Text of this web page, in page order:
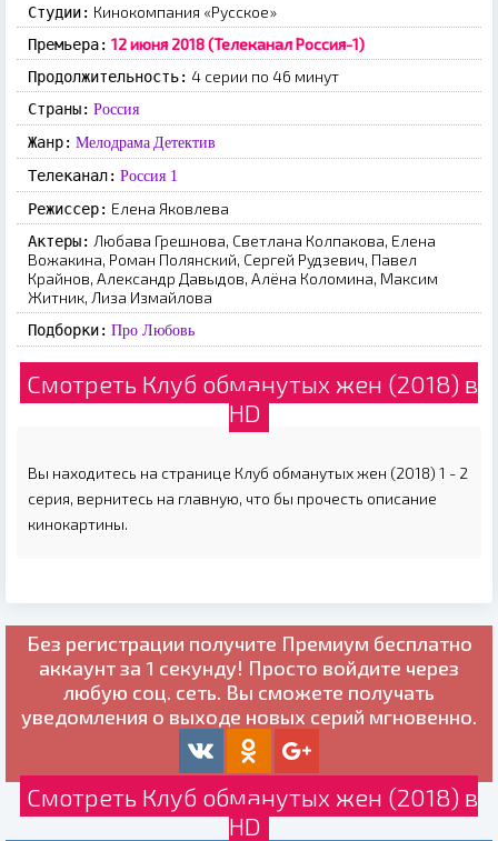
Студии: Кинокомпания «Русское»
Премьера: 12 июня 2018 (Телеканал Россия-1)
Продолжительность: 4 серии по 46 минут
Страны: Россия
Жанр: Мелодрама Детектив
Телеканал: Россия 1
Режиссер: Елена Яковлева
Актеры: Любава Грешнова, Светлана Колпакова, Елена
Вожакина, Роман Полянский, Сергей Рудзевич, Павел
Крайнов, Александр Давыдов, Алёна Коломина, Максим
Житник, Лиза Измайлова
Подборки: Про Любовь
Смотреть Клуб обманутых жен (2018) в
HD
Вы находитесь на странице Клуб обманутых жен (2018) 1 - 2
серия, вернитесь на главную, что бы прочесть описание
кинокартины.
Без регистрации получите Премиум бесплатно
аккаунт за 1 секунду! Просто войдите через
любую соц. сеть. Вы сможете получать
уведомления о выходе новых серий мгновенно.
Смотреть Клуб обманутых жен (2018) в
HD